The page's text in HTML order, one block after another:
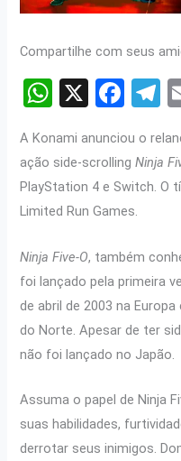
Compartilhe com seus
W
at
s
A
p
X
F
ce
b
o
k
T
e
A Konami anunciou o
ação side-scrollingNinja
PlayStation 4 e Switch. O
Limited Run Games.
Ninja Five-O, também
foi lançado pela primeira
de abril de 2003 na
do Norte. Apesar de ter
não foi lançado no Japão.
Assuma o papel de Ninja
suas habilidades,
derrotar seus inimigos.